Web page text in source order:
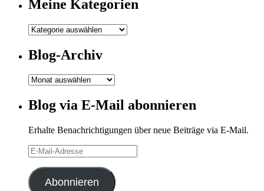
Meine Kategorien
Meine
Blog-Archiv
Blog-
Blog via E-Mail abonnieren
Erhalte Benachrichtigungen über neue Beiträge via E-Mail.
E-
Mail-
Adresse
Abonnieren